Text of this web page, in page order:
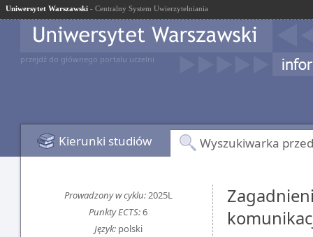
Uniwersytet Warszawski - Centralny System Uwierzytelniania
przejdź do głównego portalu uczelni
Kierunki studiów Wyszukiwarka
Prowadzony w cyklu:2025L
Punkty ECTS:6
Język:polski